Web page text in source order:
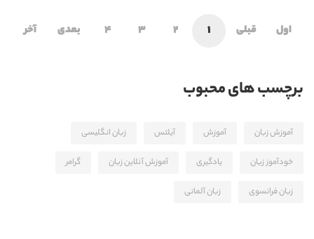
اول قبلی 1
2
3
4 بعدی آخر
برچسب های محبوب
آموزش زبان آموزش آیلتس زبان انگلیسی
خودآموز زیان یادگیری آموزش آنلاین زبان گرامر
زبان فرانسوی زبان آلمانی